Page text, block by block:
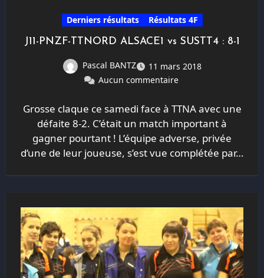
Derniers résultats Résultats 4F
J11-PNZF-TTNORD ALSACE1 vs SUSTT4 : 8-1
Pascal BANTZ
11 mars 2018
Aucun commentaire
Grosse claque ce samedi face à TTNA avec une
défaite 8-2. C’était un match important à
gagner pourtant ! L’équipe adverse, privée
d’une de leur joueuse, s’est vue complétée par…